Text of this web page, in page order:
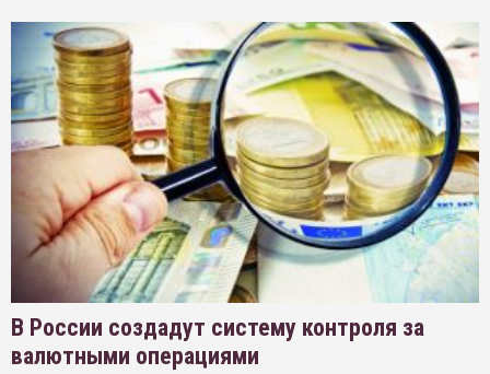
В России создадут систему контроля за
валютными операциями